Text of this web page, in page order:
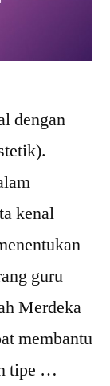
dengan
kenal
guru
Merdeka
membantu
tipe …